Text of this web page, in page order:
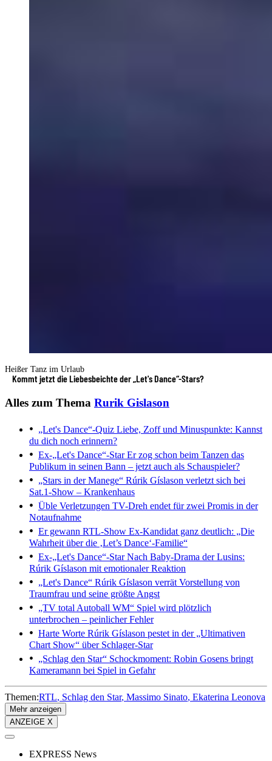
Heißer Tanz im Urlaub
Kommt jetzt die Liebesbeichte der „Let's Dance“-Stars?
Alles zum Thema Rurik Gislason
„Let's Dance“-Quiz Liebe, Zoff und Minuspunkte: Kannst
du dich noch erinnern?
Ex-„Let's Dance“-StarEr zog schon beim Tanzen das
Publikum in seinen Bann – jetzt auch als Schauspieler?
„Stars in der Manege“ Rúrik Gíslason verletzt sich bei
Sat.1-Show – Krankenhaus
Üble Verletzungen TV-Dreh endet für zwei Promis in der
Notaufnahme
Er gewann RTL-Show Ex-Kandidat ganz deutlich: „Die
Wahrheit über die ‚Let’s Dance‘-Familie“
Ex-„Let's Dance“-StarNach Baby-Drama der Lusins:
Rúrik Gíslason mit emotionaler Reaktion
„Let's Dance“ Rúrik Gíslason verrät Vorstellung von
Traumfrau und seine größte Angst
„TV total Autoball WM“ Spiel wird plötzlich
unterbrochen – peinlicher Fehler
Harte Worte Rúrik Gíslason pestet in der „Ultimativen
Chart Show“ über Schlager-Star
„Schlag den Star“ Schockmoment: Robin Gosens bringt
Kameramann bei Spiel in Gefahr
Themen:RTL Schlag den Star Massimo Sinato Ekaterina Leonova
Mehr anzeigen
ANZEIGE X
EXPRESS News